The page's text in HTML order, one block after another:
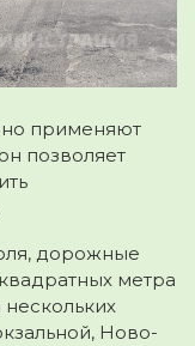
применяют
позволяет
дорожные
метра
Ново-